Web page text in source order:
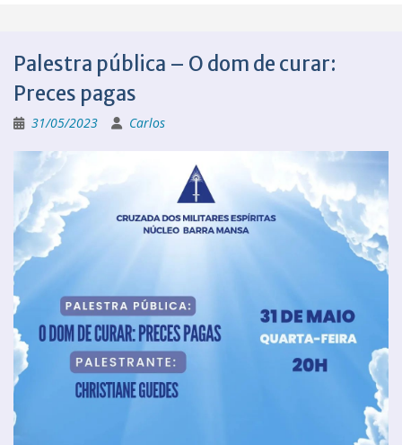
Palestra pública – O dom de curar:
Preces pagas
31/05/2023 Carlos